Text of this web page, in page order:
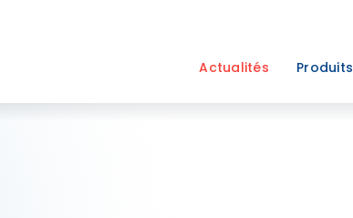
Actualités Produits